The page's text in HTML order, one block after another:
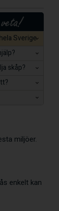
Sverige
skåp?
miljöer.
enkelt kan